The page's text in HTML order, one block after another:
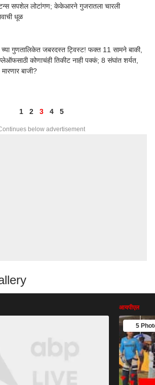
सपशेल लोटांगण; केकेआरने गुजरातला चारली
धूळ
गुणतालिकेत जबरदस्त ट्विस्ट! फक्त 11 सामने बाकी,
कोणाचंही तिकीट नाही पक्कं; 8 संघांत शर्यत,
बाजी?
1 2 3 4 5
below advertisement
आयपीएल
5